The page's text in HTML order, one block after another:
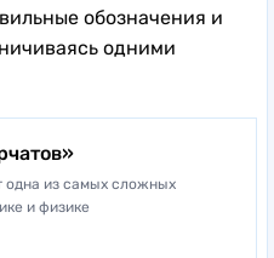
обозначения и
одними
одна из самых сложных
и физике